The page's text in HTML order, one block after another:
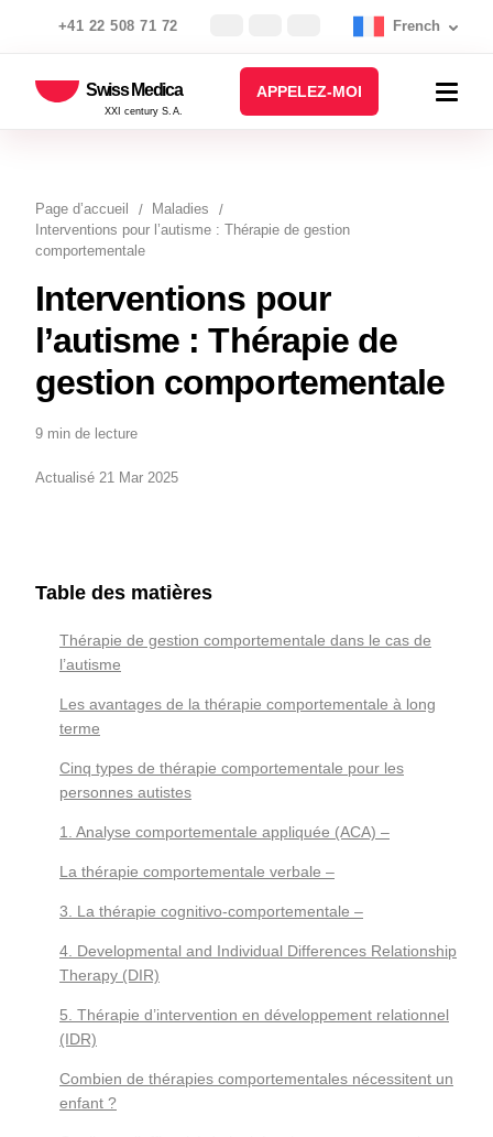
+41 22 508 71 72 French
Swiss Medica
XXI century S.A.
APPELEZ-MOI
Page d’accueil
Maladies
Interventions pour l’autisme : Thérapie de gestion
comportementale
Interventions pour
l’autisme : Thérapie de
gestion comportementale
9 min de lecture
Actualisé 21 Mar 2025
Table des matières
Thérapie de gestion comportementale dans le cas de
l’autisme
Les avantages de la thérapie comportementale à long
terme
Cinq types de thérapie comportementale pour les
personnes autistes
1. Analyse comportementale appliquée (ACA) –
La thérapie comportementale verbale –
3. La thérapie cognitivo-comportementale –
4. Developmental and Individual Differences Relationship
Therapy (DIR)
5. Thérapie d’intervention en développement relationnel
(IDR)
Combien de thérapies comportementales nécessitent un
enfant ?